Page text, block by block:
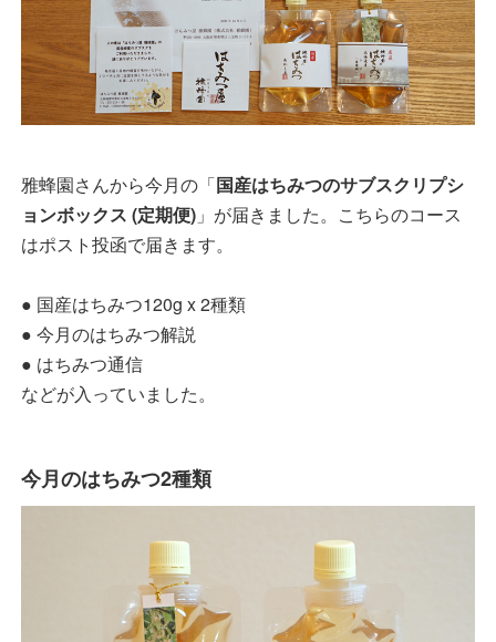
雅蜂園さんから今月の「国産はちみつのサブスクリプシ
ョンボックス (定期便) 」が届きました。こちらのコース
はポスト投函で届きます。
● 国産はちみつ120g x 2種類
● 今月のはちみつ解説
● はちみつ通信
などが入っていました。
今月のはちみつ2種類